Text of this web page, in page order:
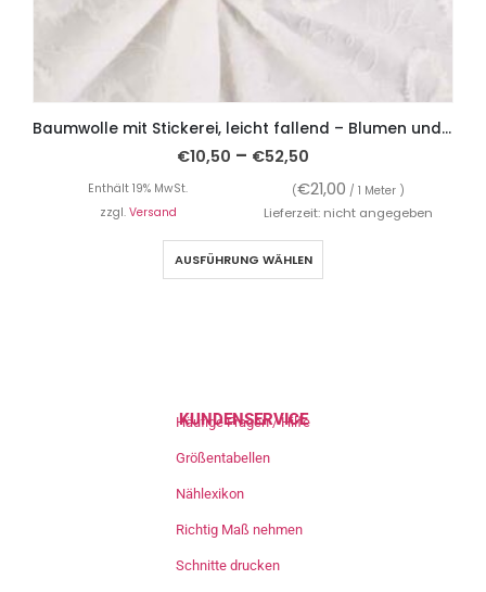
Baumwolle mit Stickerei, leicht fallend – Blumen und Schmetterlinge
€10,50 – €52,50
Enthält 19% MwSt. (€21,00 / 1 Meter )
zzgl. Versand Lieferzeit: nicht angegeben
AUSFÜHRUNG WÄHLEN
KUNDENSERVICE
Häufige Fragen / Hilfe
Größentabellen
Nählexikon
Richtig Maß nehmen
Schnitte drucken